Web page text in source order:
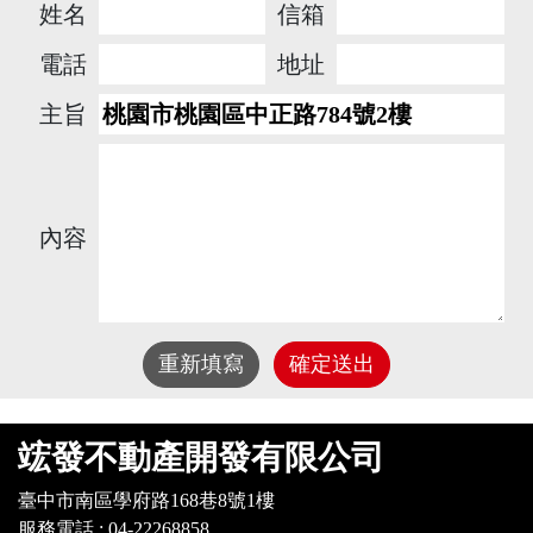
姓名
信箱
電話
地址
主旨
內容
重新填寫 確定送出
竤發不動產開發有限公司
臺中市南區學府路168巷8號1樓
服務電話 : 04-22268858